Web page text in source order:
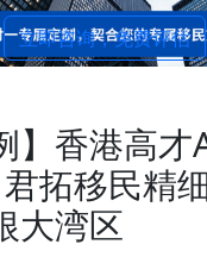
立即咨询，免费评估
】香港高
拓移民精
大湾区